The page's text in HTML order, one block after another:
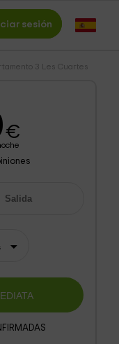
sesión
3 Les Cuartes
€